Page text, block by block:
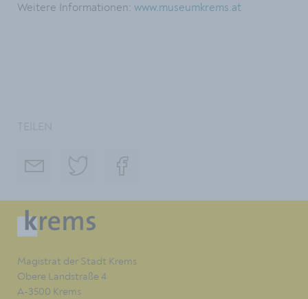
Weitere Informationen: www.museumkrems.at
Magistrat der Stadt Krems
Obere Landstraße 4
A-3500 Krems